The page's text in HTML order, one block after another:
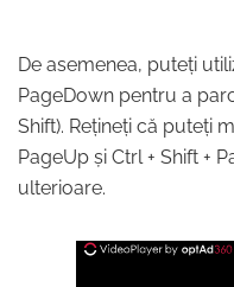
De asemenea, puteți
PageDown pentru a
Shift). Rețineți că puteți
PageUp și Ctrl + Shift +
ulterioare.